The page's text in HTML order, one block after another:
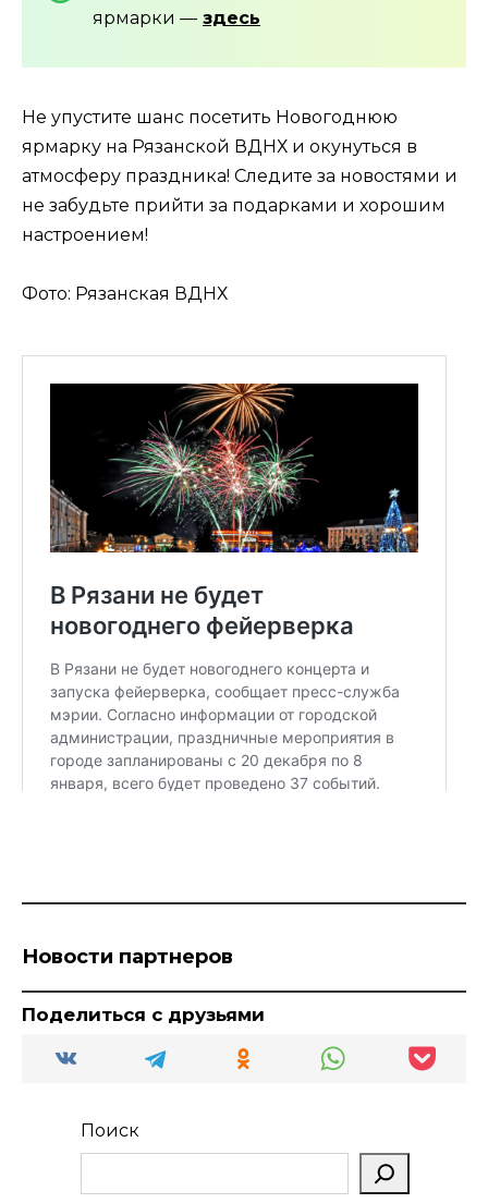
ярмарки — здесь
Не упустите шанс посетить Новогоднюю
ярмарку на Рязанской ВДНХ и окунуться в
атмосферу праздника! Следите за новостями и
не забудьте прийти за подарками и хорошим
настроением!
Фото: Рязанская ВДНХ
Новости партнеров
Поделиться с друзьями
Поиск